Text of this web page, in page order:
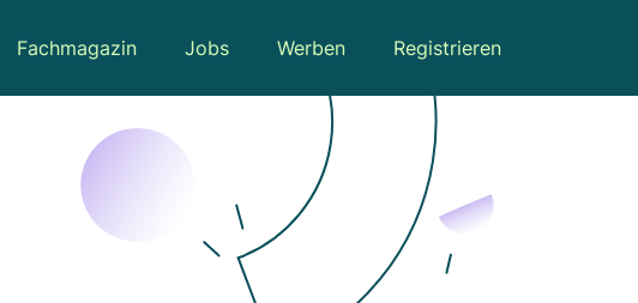
Fachmagazin Jobs Werben Registrieren